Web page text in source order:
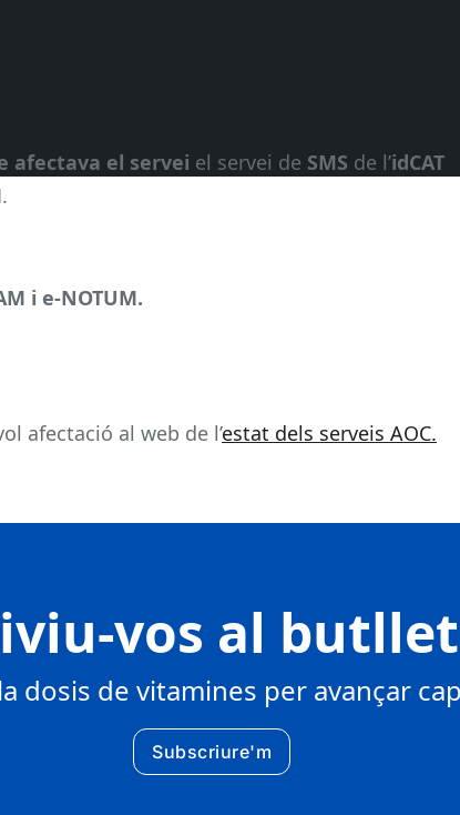
afectava el servei el servei de SMS de l’idCAT
.
i e-NOTUM.
afectació al web de l’estat dels serveis AOC.
vos al
dosis de vitamines per avançar
Subscriure'm